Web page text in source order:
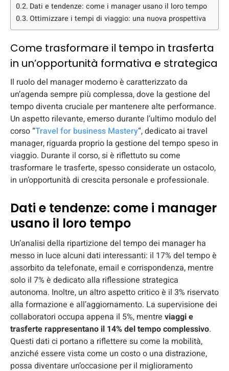
Dati e tendenze: come i manager usano il loro tempo
Ottimizzare i tempi di viaggio: una nuova prospettiva
Come trasformare il tempo in trasferta
in un’opportunità formativa e strategica
Il ruolo del manager moderno è caratterizzato da
un’agenda sempre più complessa, dove la gestione del
tempo diventa cruciale per mantenere alte performance.
Un aspetto rilevante, emerso durante l’ultimo modulo del
corso “Travel for business Mastery“, dedicato ai travel
manager, riguarda proprio la gestione del tempo speso in
viaggio. Durante il corso, si è riflettuto su come
trasformare le trasferte, spesso considerate un ostacolo,
in un’opportunità di crescita personale e professionale.
Dati e tendenze: come i manager
usano il loro tempo
Un’analisi della ripartizione del tempo dei manager ha
messo in luce alcuni dati interessanti: il 17% del tempo è
assorbito da telefonate, email e corrispondenza, mentre
solo il 7% è dedicato alla riflessione strategica
autonoma. Inoltre, un altro aspetto critico è il 3% riservato
alla formazione e all’aggiornamento. La supervisione dei
collaboratori occupa appena il 5%, mentre viaggi e
trasferte rappresentano il 14% del tempo complessivo.
Questi dati ci portano a riflettere su come la mobilità,
anziché essere vista come un costo o una distrazione,
possa diventare un’occasione per il miglioramento